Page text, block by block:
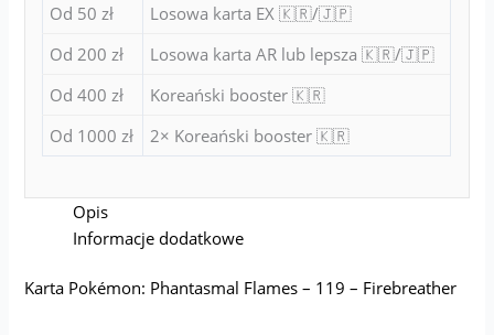
Od 50 zł
Losowa karta EX 🇰🇷/🇯🇵
Od 200 zł
Losowa karta AR lub lepsza 🇰🇷/🇯🇵
Od 400 zł
Koreański booster 🇰🇷
Od 1000 zł
2× Koreański booster 🇰🇷
Opis
Informacje dodatkowe
Karta Pokémon: Phantasmal Flames – 119 – Firebreather